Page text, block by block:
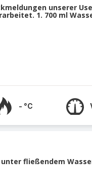
unserer
1. 700 ml
- °C
unter fließendem